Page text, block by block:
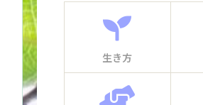
生き方